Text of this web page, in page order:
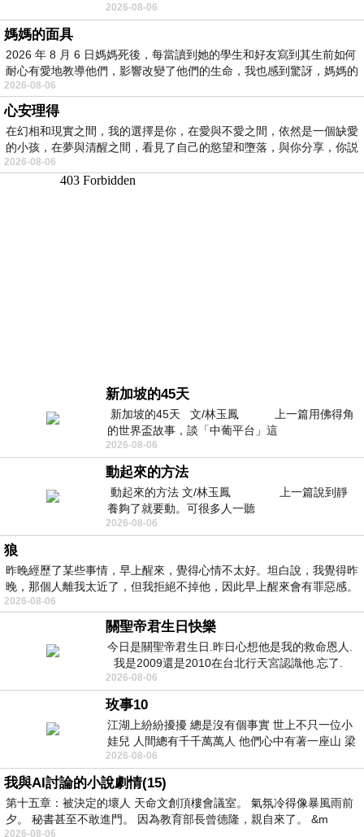
景影射西藏境外流亡 地下組織
2026-08-06
媽媽的面具
2026 年 8 月 6 日媽媽死後，每當讀到她的學生和好友寫到其生前如何
耐心有愛地教導他們，影響改變了他們的生命，我也感到驚訝，媽媽的
2026-08-06
心安理得
在幻相和現實之間，我的選擇是你，在愛與不愛之間，依然是一個缺愛
的小孩，在夢與清醒之間，看見了自己的慾望和墮落，與你分享，你説
2026-08-06
新加坡的45天
新加坡的45天 文/林玉鳳 上一篇用佛得角
的世界盃故事，談「中葡平台」這
2026-08-06
動起來的方法
動起來的方法 文/林玉鳳 上一篇說到靜
養夠了就要動。可很多人一聽
2026-08-06
狼
昨晚經歷了某些事情，早上醒來，覺得心情不太好。坦白說，我覺得昨
晚，那個人離我太近了，但我拒絕不掉他，因此早上醒來會有罪惡感。
2026-08-06
關聖帝君生日快樂
今日是關聖帝君生日.昨日心想他是我的救命恩人.
我是2009還是2010在台北行天宮認識他.忘了.
一個奇摩交友的網友學
2026-08-06
玫事10
江湖上紛紛擾擾 總是沒有個事實 世上不只一位小
娃兒 人間總有千千萬萬人 他們心中有著一座山 梁
山佛山泰華衡恆嵩 一山之高
2026-08-06
我與AI討論的小說劇情(15)
第十五章：被決定的壞人 天命文創頂樓會議室。 氣氛冷得像暴風雨前
夕。 秘書甚至不敢進門。 因為教育部長曾德隆，親自來了。 &m
2026-08-06